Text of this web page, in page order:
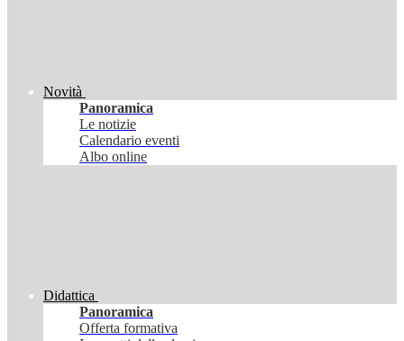
Novità
Panoramica
Le notizie
Calendario eventi
Albo online
Didattica
Panoramica
Offerta formativa